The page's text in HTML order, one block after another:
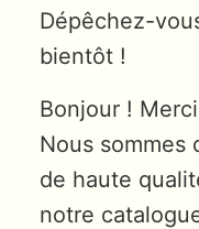
Dépêchez-
bientôt !
Bonjour !
Nous sommes
de haute
notre